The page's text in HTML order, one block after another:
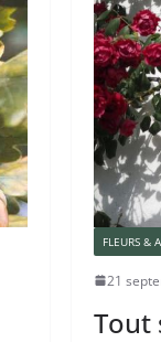
FLEURS &
21
Tout